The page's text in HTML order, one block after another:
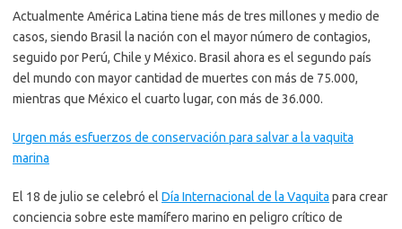
Actualmente América Latina tiene más de tres millones y medio de
casos, siendo Brasil la nación con el mayor número de contagios,
seguido por Perú, Chile y México. Brasil ahora es el segundo país
del mundo con mayor cantidad de muertes con más de 75.000,
mientras que México el cuarto lugar, con más de 36.000.
Urgen más esfuerzos de conservación para salvar a la vaquita
marina
El 18 de julio se celebró el Día Internacional de la Vaquita para crear
conciencia sobre este mamífero marino en peligro crítico de